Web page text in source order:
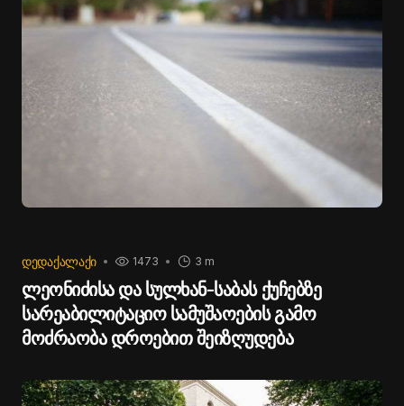
ᲓᲔᲓᲐᲥᲐᲚᲐᲥᲘ 3 m
1473
ლეონიძისა და სულხან-საბას ქუჩებზე
სარეაბილიტაციო სამუშაოების გამო
მოძრაობა დროებით შეიზღუდება